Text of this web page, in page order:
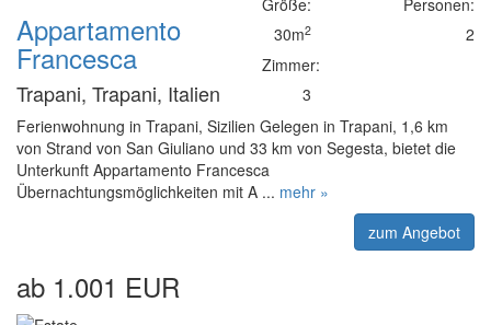
Appartamento
Francesca
Trapani, Trapani, Italien
30m2
Zimmer:
3
2
Ferienwohnung in Trapani, Sizilien Gelegen in Trapani, 1,6 km
von Strand von San Giuliano und 33 km von Segesta, bietet die
Unterkunft Appartamento Francesca
Übernachtungsmöglichkeiten mit A ... mehr »
zum Angebot
ab 1.001 EUR